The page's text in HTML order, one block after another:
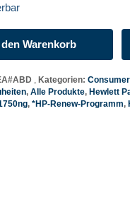
den Warenkorb
Kategorien:
, Alle Produkte, Hewlett
, *HP-Renew-Programm,